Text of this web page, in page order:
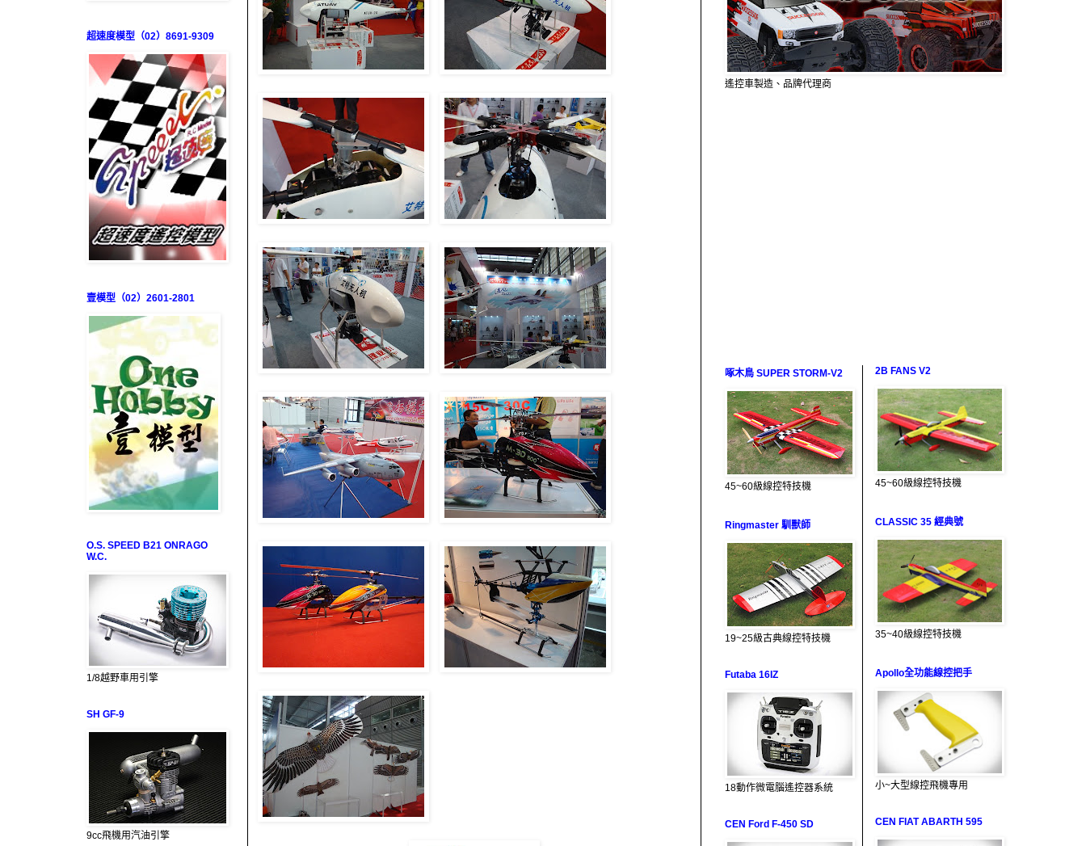
超速度模型（02）8691-9309
壹模型（02）2601-2801
O.S. SPEED B21 ONRAGO
W.C.
1/8越野車用引擎
SH GF-9
9cc飛機用汽油引擎
遙控車製造、品牌代理商
啄木鳥 SUPER STORM-V2
45~60級線控特技機
Ringmaster 馴獸師
19~25級古典線控特技機
Futaba 16IZ
18動作微電腦遙控器系統
CEN Ford F-450 SD
2B FANS V2
45~60級線控特技機
CLASSIC 35 經典號
35~40級線控特技機
Apollo全功能線控把手
小~大型線控飛機專用
CEN FIAT ABARTH 595